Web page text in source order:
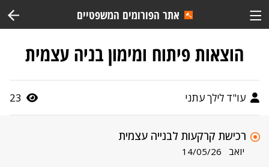
אתר הפורומים המשפטיים
הוצאות פיתוח ומימון בניה עצמית
עו"ד לילך עתני 23
רכישת קרקעות לבנייה עצמית
יואב 14/05/26